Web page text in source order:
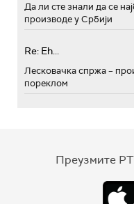
Да ли сте знали да се
производе у Србији
Re: Eh...
Лесковачка спржа –
пореклом
Преузмите